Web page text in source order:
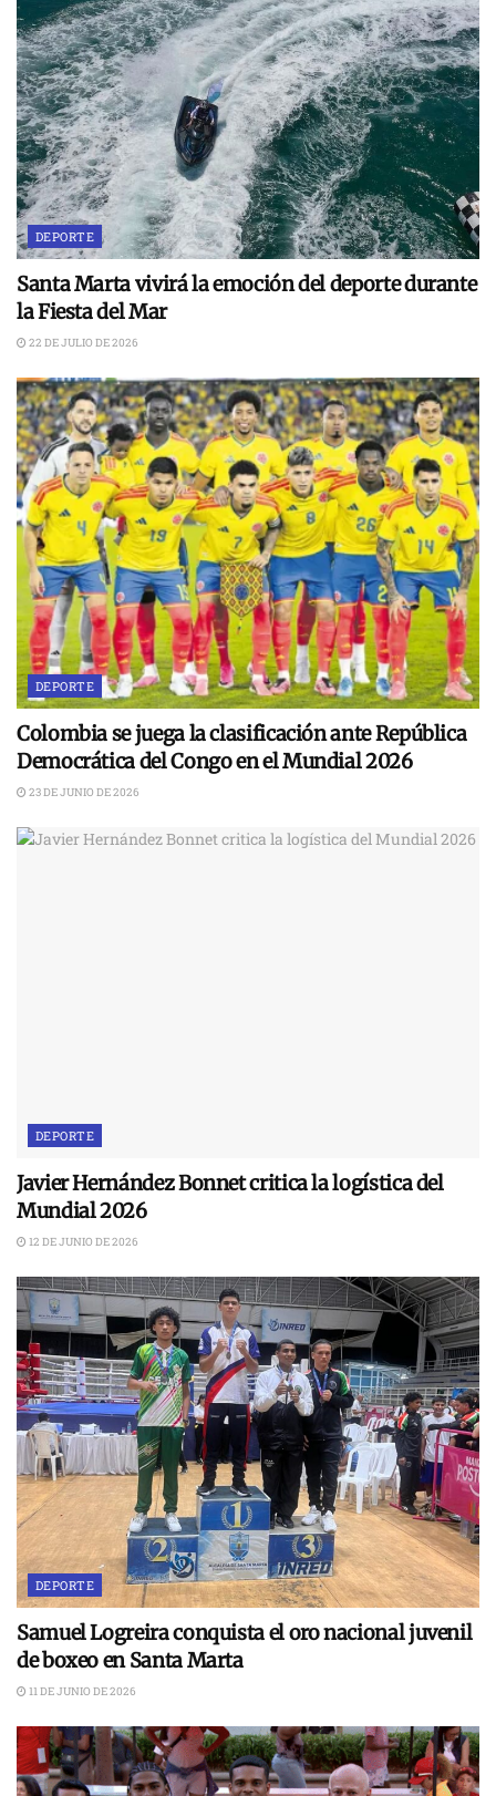
DEPORTE
Santa Marta vivirá la emoción del deporte durante
la Fiesta del Mar
22 DE JULIO DE 2026
DEPORTE
Colombia se juega la clasificación ante República
Democrática del Congo en el Mundial 2026
23 DE JUNIO DE 2026
DEPORTE
Javier Hernández Bonnet critica la logística del
Mundial 2026
12 DE JUNIO DE 2026
DEPORTE
Samuel Logreira conquista el oro nacional juvenil
de boxeo en Santa Marta
11 DE JUNIO DE 2026